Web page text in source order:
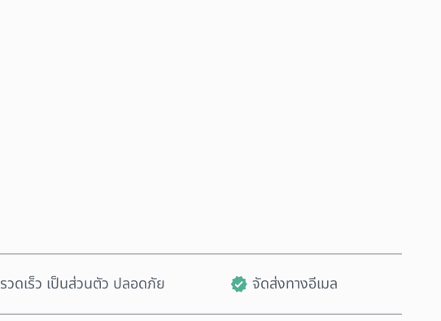
รวดเร็ว เป็นส่วนตัว ปลอดภัย จัดส่งทางอีเมล